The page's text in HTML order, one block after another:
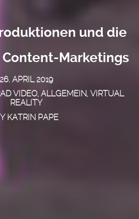
und die
Marketings
26. APRIL 2019
VIDEO, ALLGEMEIN, VIRTUAL
REALITY
KATRIN PAPE